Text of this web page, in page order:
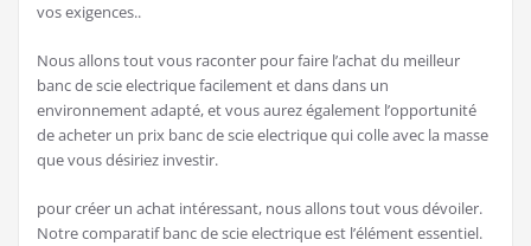
vos exigences..
Nous allons tout vous raconter pour faire l’achat du meilleur
banc de scie electrique facilement et dans dans un
environnement adapté, et vous aurez également l’opportunité
de acheter un prix banc de scie electrique qui colle avec la masse
que vous désiriez investir.
pour créer un achat intéressant, nous allons tout vous dévoiler.
Notre comparatif banc de scie electrique est l’élément essentiel.